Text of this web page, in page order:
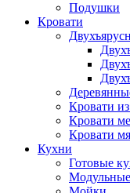
Подушки
Кровати
Кровати
Кровати
Кровати
Кухни
Готовые